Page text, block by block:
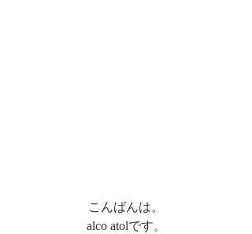
こんばんは。
alco atolです。